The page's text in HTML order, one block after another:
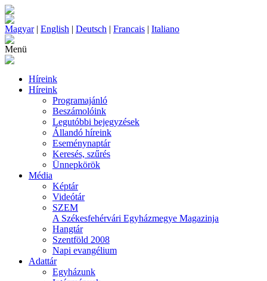
Magyar| English | Deutsch | Francais | Italiano
Menü
Híreink
Híreink
Programajánló
Beszámolóink
Legutóbbi bejegyzések
Állandó híreink
Eseménynaptár
Keresés, szűrés
Ünnepkörök
Média
Képtár
Videótár
SZEM
A Székesfehérvári Egyházmegye Magazinja
Hangtár
Szentföld 2008
Napi evangélium
Adattár
Egyházunk